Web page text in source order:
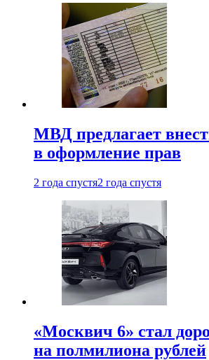
МВД предлагает
в оформление прав
2 года спустя2 года спустя
«Москвич 6» стал
на полмилиона рублей